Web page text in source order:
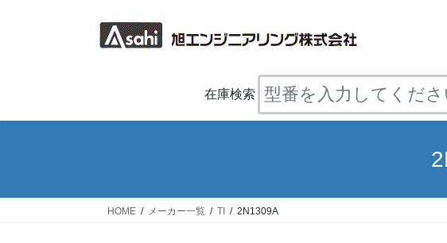
ス
ン
在庫検索
HOME メーカー一覧 TI 2N1309A